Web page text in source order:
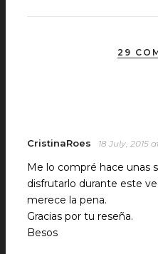
29
CristinaRoes 18 July, 2015
Me lo compré hace unas
disfrutarlo durante este
merece la pena.
Gracias por tu reseña.
Besos